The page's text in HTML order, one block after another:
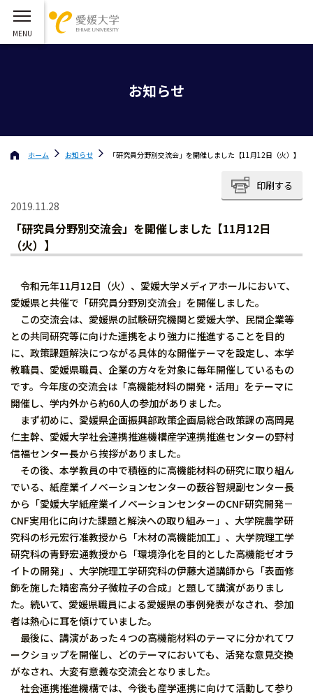
お知らせ
ホーム お知らせ 「研究員分野別交流会」を開催しました【11月12日（火）】
印刷する
2019.11.28
「研究員分野別交流会」を開催しました【11月12日
（火）】
令和元年11月12日（火）、愛媛大学メディアホールにおいて、
愛媛県と共催で「研究員分野別交流会」を開催しました。
この交流会は、愛媛県の試験研究機関と愛媛大学、民間企業等
との共同研究等に向けた連携をより強力に推進することを目的
に、政策課題解決につながる具体的な開催テーマを設定し、本学
教職員、愛媛県職員、企業の方々を対象に毎年開催しているもの
です。今年度の交流会は「高機能材料の開発・活用」をテーマに
開催し、学内外から約60人の参加がありました。
まず初めに、愛媛県企画振興部政策企画局総合政策課の高岡晃
仁主幹、愛媛大学社会連携推進機構産学連携推進センターの野村
信福センター長から挨拶がありました。
その後、本学教員の中で積極的に高機能材料の研究に取り組ん
でいる、紙産業イノベーションセンターの薮谷智規副センター長
から「愛媛大学紙産業イノベーションセンターのCNF研究開発－
CNF実用化に向けた課題と解決への取り組み－」、大学院農学研
究科の杉元宏行准教授から「木材の高機能加工」、大学院理工学
研究科の青野宏通教授から「環境浄化を目的とした高機能ゼオラ
イトの開発」、大学院理工学研究科の伊藤大道講師から「表面修
飾を施した精密高分子微粒子の合成」と題して講演がありまし
た。続いて、愛媛県職員による愛媛県の事例発表がなされ、参加
者は熱心に耳を傾けていました。
最後に、講演があった４つの高機能材料のテーマに分かれてワ
ークショップを開催し、どのテーマにおいても、活発な意見交換
がなされ、大変有意義な交流会となりました。
社会連携推進機構では、今後も産学連携に向けて活動して参り